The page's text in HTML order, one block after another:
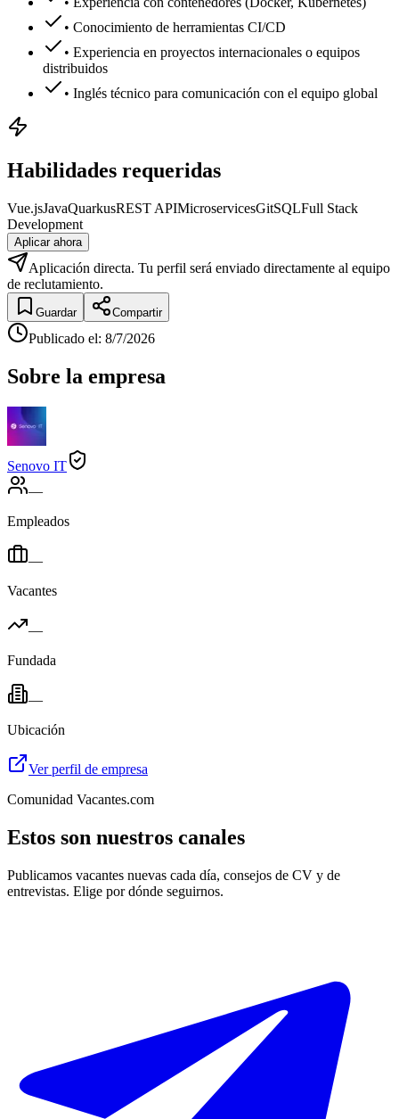
• Conocimiento de herramientas CI/CD
• Experiencia en proyectos internacionales o equipos
distribuidos
• Inglés técnico para comunicación con el equipo global
Habilidades requeridas
Vue.jsJavaQuarkusREST APIMicroservicesGitSQLFull Stack
Development
Aplicar ahora
Aplicación directa. Tu perfil será enviado directamente al equipo
de reclutamiento.
Guardar Compartir
Publicado el: 8/7/2026
Sobre la empresa
Senovo IT
—
Empleados
—
Vacantes
—
Fundada
—
Ubicación
Ver perfil de empresa
Comunidad Vacantes.com
Estos son nuestros canales
Publicamos vacantes nuevas cada día, consejos de CV y de
entrevistas. Elige por dónde seguirnos.